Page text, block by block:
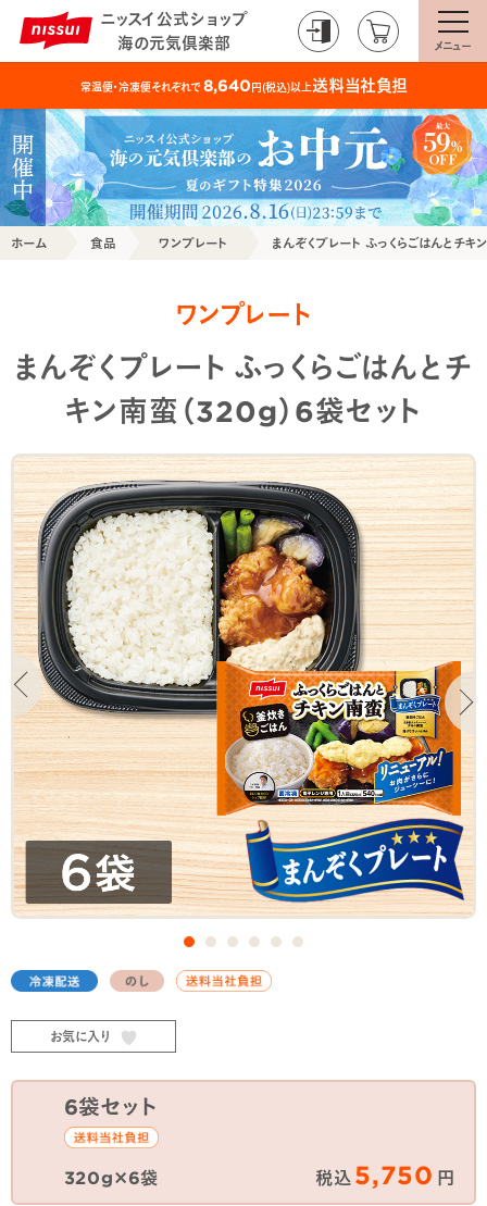
ニッスイ公式ショップ
海の元気倶楽部
メニュー
常温便・冷凍便それぞれで8,640円(税込)以上送料当社負担
ホーム 食品 ワンプレート まんぞくプレート ふっくらごはんとチキ
ワンプレート
まんぞくプレート ふっくらごはんとチ
キン南蛮（320g）6袋セット
6袋セット
320g×6袋 税込5,750 円
お気に入り